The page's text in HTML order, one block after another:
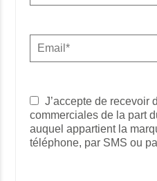
J’accepte de recevoir
commerciales de la part
auquel appartient la
téléphone, par SMS ou